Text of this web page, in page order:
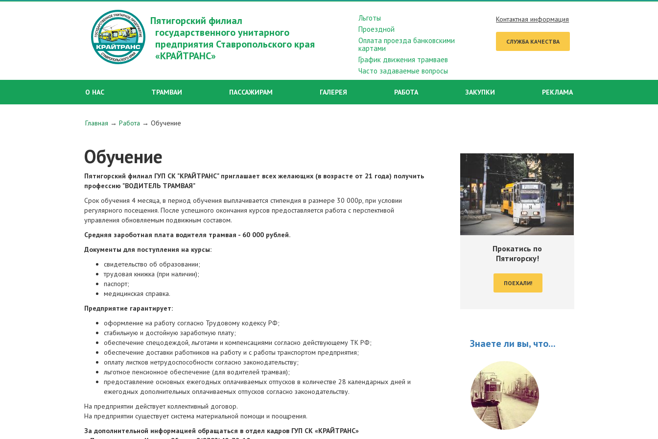
Пятигорский филиал
государственного унитарного
предприятия Ставропольского края
«КРАЙТРАНС»
Льготы
Проездной
Оплата проезда банковскими
картами
График движения трамваев
Часто задаваемые вопросы
Контактная информация
СЛУЖБА КАЧЕСТВА
О НАС ТРАМВАИ ПАССАЖИРАМ ГАЛЕРЕЯ РАБОТА ЗАКУПКИ РЕКЛАМА
Главная → Работа → Обучение
Обучение
Пятигорский филиал ГУП СК "КРАЙТРАНС" приглашает всех желающих (в возрасте от 21 года) получить
профессию "ВОДИТЕЛЬ ТРАМВАЯ"
Cрок обучения 4 месяца, в период обучения выплачивается стипендия в размере 30 000р, при условии
регулярного посещения. После успешного окончания курсов предоставляется работа с перспективой
управления обновляемым подвижным составом.
Средняя зароботная плата водителя трамвая - 60 000 рублей.
Документы для поступления на курсы:
свидетельство об образовании;
трудовая книжка (при наличии);
паспорт;
медицинская справка.
Предприятие гарантирует:
оформление на работу согласно Трудовому кодексу РФ;
стабильную и достойную заработную плату;
обеспечение спецодеждой, льготами и компенсациями согласно действующему ТК РФ;
обеспечение доставки работников на работу и с работы транспортом предприятия;
оплату листков нетрудоспособности согласно законодательству;
льготное пенсионное обеспечение (для водителей трамвая);
предоставление основных ежегодных оплачиваемых отпусков в количестве 28 календарных дней и
ежегодных дополнительных оплачиваемых отпусков согласно законодательству.
На предприятии действует коллективный договор.
На предприятии существует система материальной помощи и поощрения.
За дополнительной информацией обращаться в отдел кадров ГУП СК «КРАЙТРАНС»
Прокатись по
Пятигорску!
ПОЕХАЛИ!
Знаете ли вы, что...